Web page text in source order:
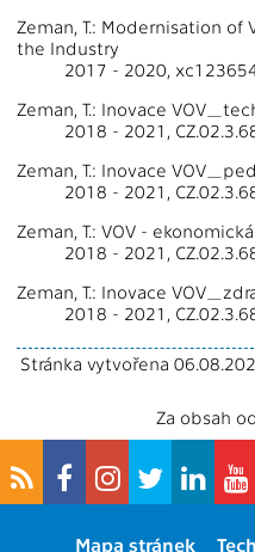
Zeman, T.: Modernisation
the Industry
2017 - 2020,
Zeman, T.: Inovace
2018 - 2021,
Zeman, T.: Inovace
2018 - 2021,
Zeman, T.: VOV -
2018 - 2021,
Zeman, T.: Inovace
2018 - 2021,
Stránka vytvořena
Za obsah
Mapa stránek